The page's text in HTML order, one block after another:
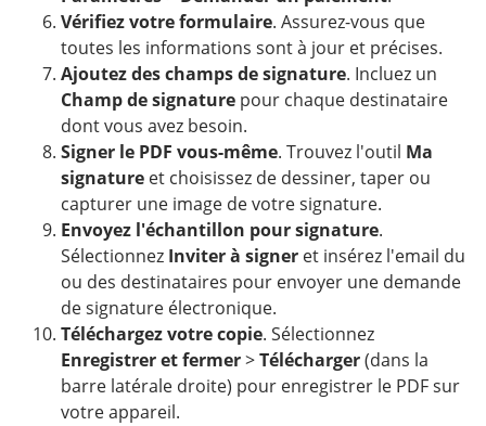
Vérifiez votre formulaire. Assurez-vous que
toutes les informations sont à jour et précises.
Ajoutez des champs de signature. Incluez un
Champ de signature pour chaque destinataire
dont vous avez besoin.
Signer le PDF vous-même. Trouvez l'outil Ma
signature et choisissez de dessiner, taper ou
capturer une image de votre signature.
Envoyez l'échantillon pour signature.
Sélectionnez Inviter à signer et insérez l'email du
ou des destinataires pour envoyer une demande
de signature électronique.
Téléchargez votre copie. Sélectionnez
Enregistrer et fermer>Télécharger(dans la
barre latérale droite) pour enregistrer le PDF sur
votre appareil.